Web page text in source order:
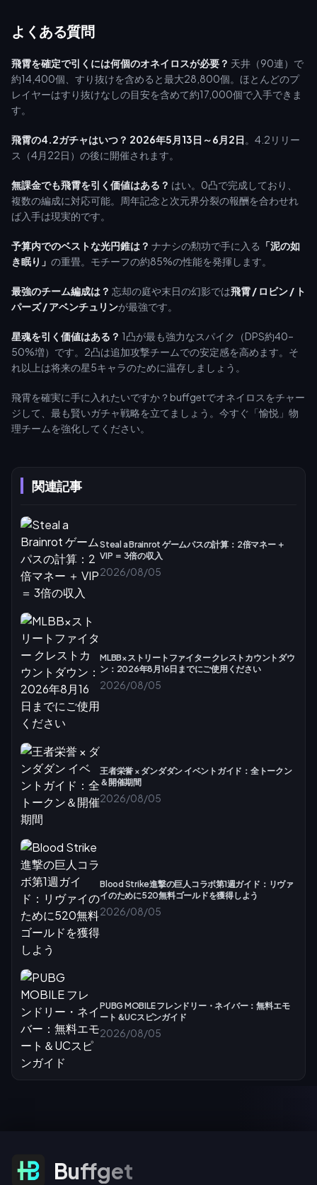
関連記事
Steal a Brainrot ゲームパスの計算：2倍マネー ＋
VIP ＝ 3倍の収入
2026/08/05
MLBB×ストリートファイター クレストカウントダウ
ン：2026年8月16日までにご使用ください
2026/08/05
王者栄誉 × ダンダダン イベントガイド：全トークン
＆開催期間
2026/08/05
Blood Strike進撃の巨人コラボ第1週ガイド：リヴァ
イのために520無料ゴールドを獲得しよう
2026/08/05
PUBG MOBILE フレンドリー・ネイバー：無料エモ
ート＆UCスピンガイド
2026/08/05
よくある質問
飛霄を確定で引くには何個のオネイロスが必要？ 天井（90連）で
約14,400個、すり抜けを含めると最大28,800個。ほとんどのプ
レイヤーはすり抜けなしの目安を含めて約17,000個で入手できま
す。
飛霄の4.2ガチャはいつ？ 2026年5月13日～6月2日 。4.2リリー
ス（4月22日）の後に開催されます。
無課金でも飛霄を引く価値はある？ はい。0凸で完成しており、
複数の編成に対応可能。周年記念と次元界分裂の報酬を合わせれ
ば入手は現実的です。
予算内でのベストな光円錐は？ ナナシの勲功で手に入る 「泥の如
き眠り」 の重畳。モチーフの約85%の性能を発揮します。
最強のチーム編成は？ 忘却の庭や末日の幻影では飛霄 / ロビン / ト
パーズ / アベンチュリンが最強です。
星魂を引く価値はある？ 1凸が最も強力なスパイク（DPS約40–
50%増）です。2凸は追加攻撃チームでの安定感を高めます。そ
れ以上は将来の星5キャラのために温存しましょう。
飛霄を確実に手に入れたいですか？buffgetでオネイロスをチャー
ジして、最も賢いガチャ戦略を立てましょう。今すぐ「愉悦」物
理チームを強化してください。
オファーを購読Buffget